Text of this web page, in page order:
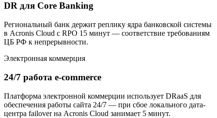
DR для Core Banking
Региональный банк держит реплику ядра банковской системы
в Acronis Cloud с RPO 15 минут — соответствие требованиям
ЦБ РФ к непрерывности.
Электронная коммерция
24/7 работа e-commerce
Платформа электронной коммерции использует DRaaS для
обеспечения работы сайта 24/7 — при сбое локального дата-
центра failover на Acronis Cloud занимает 5 минут.